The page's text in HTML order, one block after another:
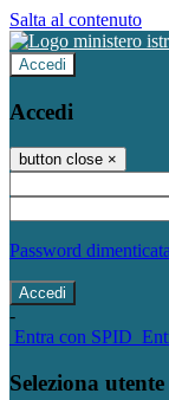
Salta al contenuto
Accedi
Accedi
button close ×
Password
-
Entra con SPID
Seleziona utente